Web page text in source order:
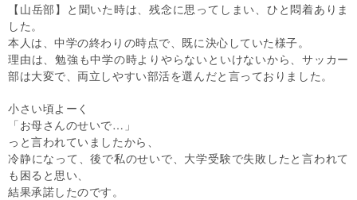
【山岳部】と聞いた時は、残念に思ってしまい、ひと悶着ありま
した。
本人は、中学の終わりの時点で、既に決心していた様子。
理由は、勉強も中学の時よりやらないといけないから、サッカー
部は大変で、両立しやすい部活を選んだと言っておりました。
小さい頃よーく
「お母さんのせいで…」
っと言われていましたから、
冷静になって、後で私のせいで、大学受験で失敗したと言われて
も困ると思い、
結果承諾したのです。